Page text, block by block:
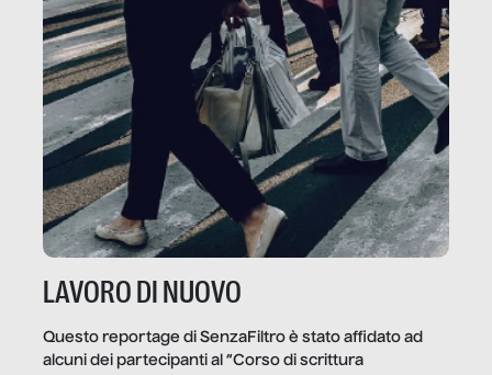
LAVORO DI NUOVO
Questo reportage di SenzaFiltro è stato affidato ad
alcuni dei partecipanti al “Corso di scrittura